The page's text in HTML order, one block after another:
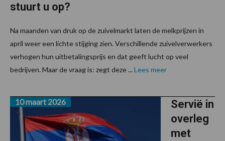
stuurt u op?
Na maanden van druk op de zuivelmarkt laten de melkprijzen in
april weer een lichte stijging zien. Verschillende zuivelverwerkers
verhogen hun uitbetalingsprijs en dat geeft lucht op veel
bedrijven. Maar de vraag is: zegt deze ... Lees meer
Servië in
overleg
met
10 maart 2026